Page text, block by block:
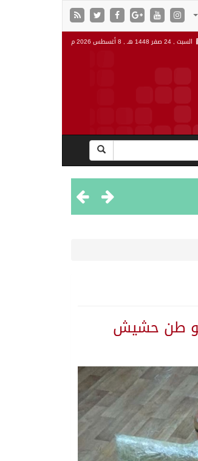
السبت , 24 صفر 1448 هـ , 8 أغسطس 2026 م